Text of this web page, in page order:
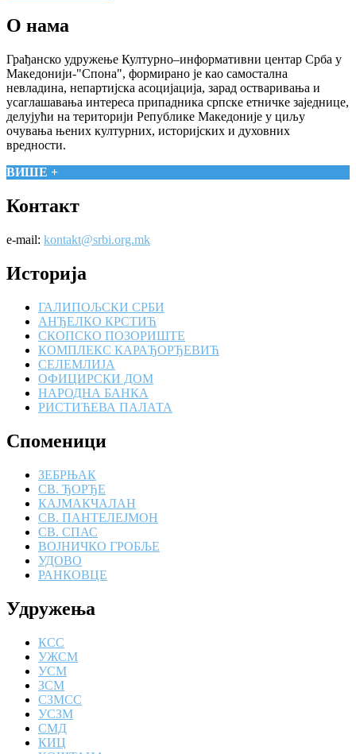
О нама
Грађанско удружење Културно–информативни центар Срба у
Македонији-"Спона", формирано је као самостална
невладина, непартијска асоцијација, зарад остваривања и
усаглашавања интереса припадника српске етничке заједнице,
делујући на територији Републике Македоније у циљу
очувања њених културних, историјских и духовних
вредности.
ВИШЕ +
Контакт
e-mail: kontakt@srbi.org.mk
Историја
ГАЛИПОЉСКИ СРБИ
АНЂЕЛКО КРСТИЋ
СКОПСКО ПОЗОРИШТЕ
КОМПЛЕКС КАРАЂОРЂЕВИЋ
СЕЛЕМЛИЈА
ОФИЦИРСКИ ДОМ
НАРОДНА БАНКА
РИСТИЋЕВА ПАЛАТА
Споменици
ЗЕБРЊАК
СВ. ЂОРЂЕ
КАЈМАКЧАЛАН
СВ. ПАНТЕЛЕЈМОН
СВ. СПАС
ВОЈНИЧКО ГРОБЉЕ
УДОВО
РАНКОВЦЕ
Удружења
КСС
УЖСМ
УСМ
ЗСМ
СЗМСС
УСЗМ
СМД
КИЦ